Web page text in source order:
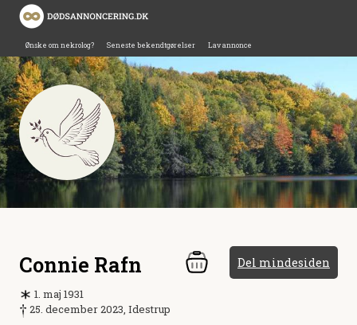
Ønske om nekrolog? Seneste bekendtgørelser Lav annonce
Connie Rafn Del mindesiden
1. maj 1931
25. december 2023, Idestrup